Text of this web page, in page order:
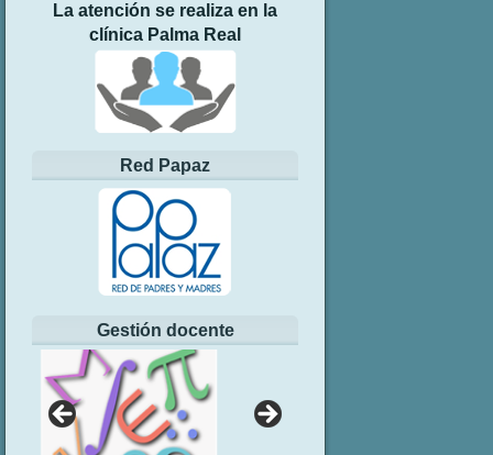
La atención se realiza en la
clínica Palma Real
Red Papaz
Gestión docente